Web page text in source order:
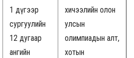
1 дүгээр
сургуулийн
12 дугаар
ангийн
хичээлийн олон
улсын
олимпиадын алт,
хотын